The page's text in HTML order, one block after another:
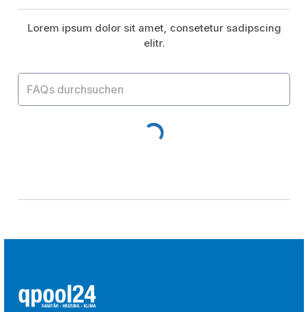
Lorem ipsum dolor sit amet, consetetur sadipscing
elitr.